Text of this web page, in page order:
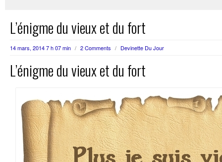
L’énigme du vieux et du fort
14 mars, 2014 7 h 07 min / 2 Comments / Devinette Du Jour
L’énigme du vieux et du fort